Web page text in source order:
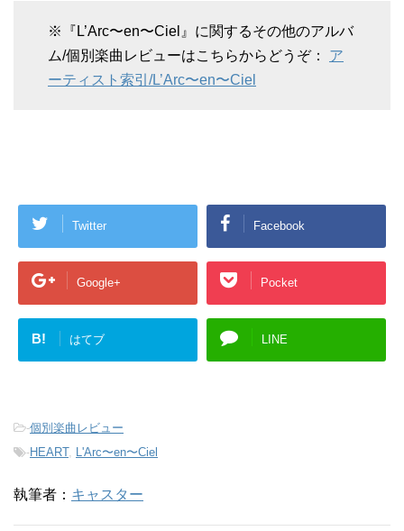
※『L’Arc〜en〜Ciel』に関するその他のアルバ
ム/個別楽曲レビューはこちらからどうぞ： ア
ーティスト索引/L’Arc〜en〜Ciel
Twitter Facebook
Google+ Pocket
B! はてブ LINE
-個別楽曲レビュー
-HEART, L'Arc〜en〜Ciel
執筆者： キャスター